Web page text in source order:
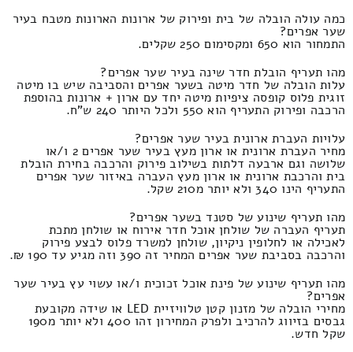
כמה עולה הובלה של בית ופירוק של ארונות הארונות מטבח בעיר
שער אפרים?
התמחור הוא 650 ומקסימום 250 שקלים.
מהו תעריף הובלת חדר שינה בעיר שער אפרים?
עלות הובלה של חדר מיטה בשער אפרים והסביבה שיש בו מיטה
זוגית פלוס קופסה ציפיות מיטה יחד עם ארון + ארונות בהוספת
הרכבה ופירוק התעריף הוא 550 ולכל היותר 240 ש"ח.
עלויות העברת ארונית בעיר שער אפרים?
מחיר העברת ארונית או ארון מעץ בעיר שער אפרים 2 ו/או
שלושה וגם ארבעה דלתות בשילוב פירוק והרכבה בחירת הובלת
בית והרכבת ארונית או ארון מעץ העברה באיזור שער אפרים
התעריף הינו 340 ולא יותר מ210 שקל.
מהו תעריף שינוע של סטנד בשער אפרים?
תעריף העברה של שולחן אוכל חדר אירוח או שולחן מתכת
לאכילה או לחלופין ניקיון, שולחן למשרד פלוס לבצע פירוק
והרכבה בסביבת שער אפרים המחיר זה 390 וזה מגיע עד 190 ₪.
מהו תעריף שינוע של פינת אוכל זכוכית ו/או עשוי עץ בעיר שער
אפרים?
מחירי הובלה של מזנון קטן טלוויזיית LED או שידה מקובעת
גבסים בזיווג להרכיב ולפרק המחירון זהו 400 ולא יותר מ190
שקל חדש.